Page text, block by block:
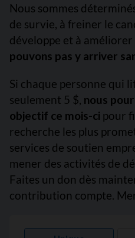
Nous sommes
de survie, à freiner le
développe et à améliorer
pouvons pas y arriver
Si chaque personne qui
seulement 5 $, nous
objectif ce mois-ci pour
recherche les plus
services de soutien
mener des activités de
Faites un don dès
contribution compte.